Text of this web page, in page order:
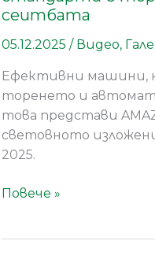
сеитбата
05.12.2025 / Видео,
Ефективни машини,
торенето и
това представи
световното
2025.
Повече »